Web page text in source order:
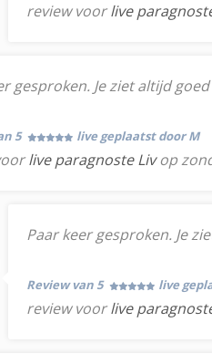
review voorlive
gesproken. Je ziet altijd
5 live geplaatst door M
live paragnoste Livop
Paar keer gesproken. Je
Review van 5 live
review voorlive